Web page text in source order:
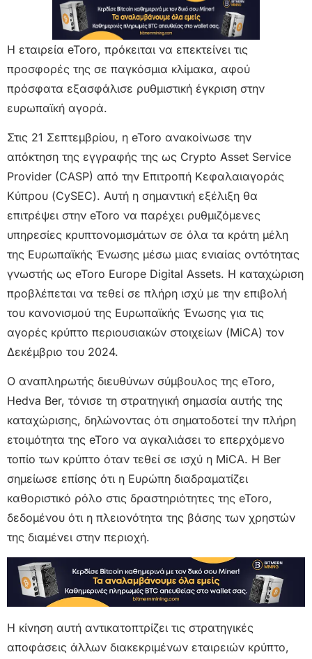
Η εταιρεία eToro, πρόκειται να επεκτείνει τις
προσφορές της σε παγκόσμια κλίμακα, αφού
πρόσφατα εξασφάλισε ρυθμιστική έγκριση στην
ευρωπαϊκή αγορά.
Στις 21 Σεπτεμβρίου, η eToro ανακοίνωσε την
απόκτηση της εγγραφής της ως Crypto Asset Service
Provider (CASP) από την Επιτροπή Κεφαλαιαγοράς
Κύπρου (CySEC). Αυτή η σημαντική εξέλιξη θα
επιτρέψει στην eToro να παρέχει ρυθμιζόμενες
υπηρεσίες κρυπτονομισμάτων σε όλα τα κράτη μέλη
της Ευρωπαϊκής Ένωσης μέσω μιας ενιαίας οντότητας
γνωστής ως eToro Europe Digital Assets. Η καταχώριση
προβλέπεται να τεθεί σε πλήρη ισχύ με την επιβολή
του κανονισμού της Ευρωπαϊκής Ένωσης για τις
αγορές κρύπτο περιουσιακών στοιχείων (MiCA) τον
Δεκέμβριο του 2024.
Ο αναπληρωτής διευθύνων σύμβουλος της eToro,
Hedva Ber, τόνισε τη στρατηγική σημασία αυτής της
καταχώρισης, δηλώνοντας ότι σηματοδοτεί την πλήρη
ετοιμότητα της eToro να αγκαλιάσει το επερχόμενο
τοπίο των κρύπτο όταν τεθεί σε ισχύ η MiCA. Η Ber
σημείωσε επίσης ότι η Ευρώπη διαδραματίζει
καθοριστικό ρόλο στις δραστηριότητες της eToro,
δεδομένου ότι η πλειονότητα της βάσης των χρηστών
της διαμένει στην περιοχή.
Η κίνηση αυτή αντικατοπτρίζει τις στρατηγικές
αποφάσεις άλλων διακεκριμένων εταιρειών κρύπτο,